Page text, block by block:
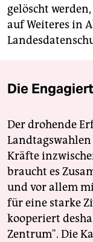
gelöscht
auf Weiteres in
Die
Der drohende
Kräfte
braucht es
und vor allem
für eine starke
kooperiert
Zentrum". Die